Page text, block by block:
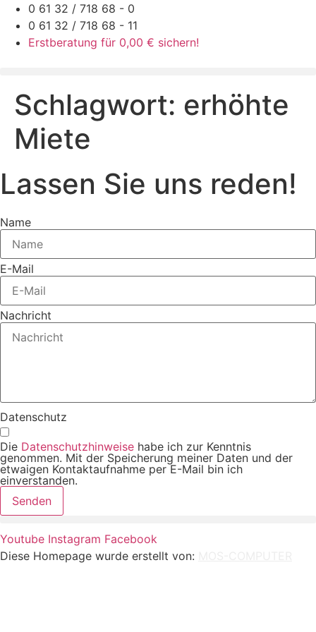
Zum
Inhalt
springen
0 61 32 / 718 68 - 0
0 61 32 / 718 68 - 11
Erstberatung für 0,00 € sichern!
Schlagwort: erhöhte
Miete
Lassen Sie uns reden!
Name
E-Mail
Nachricht
Datenschutz
Die Datenschutzhinweise habe ich zur Kenntnis
genommen. Mit der Speicherung meiner Daten und der
etwaigen Kontaktaufnahme per E-Mail bin ich
einverstanden.
Senden
Youtube Instagram Facebook
Diese Homepage wurde erstellt von: